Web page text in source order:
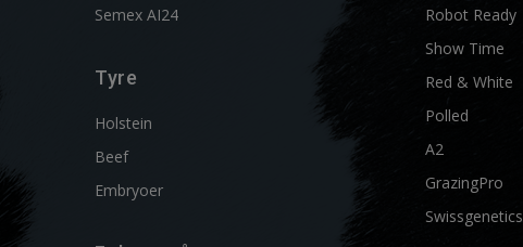
Semex AI24
Tyre
Holstein
Beef
Embryoer
Robot Ready
Show Time
Red & White
Polled
A2
GrazingPro
Swissgenetics